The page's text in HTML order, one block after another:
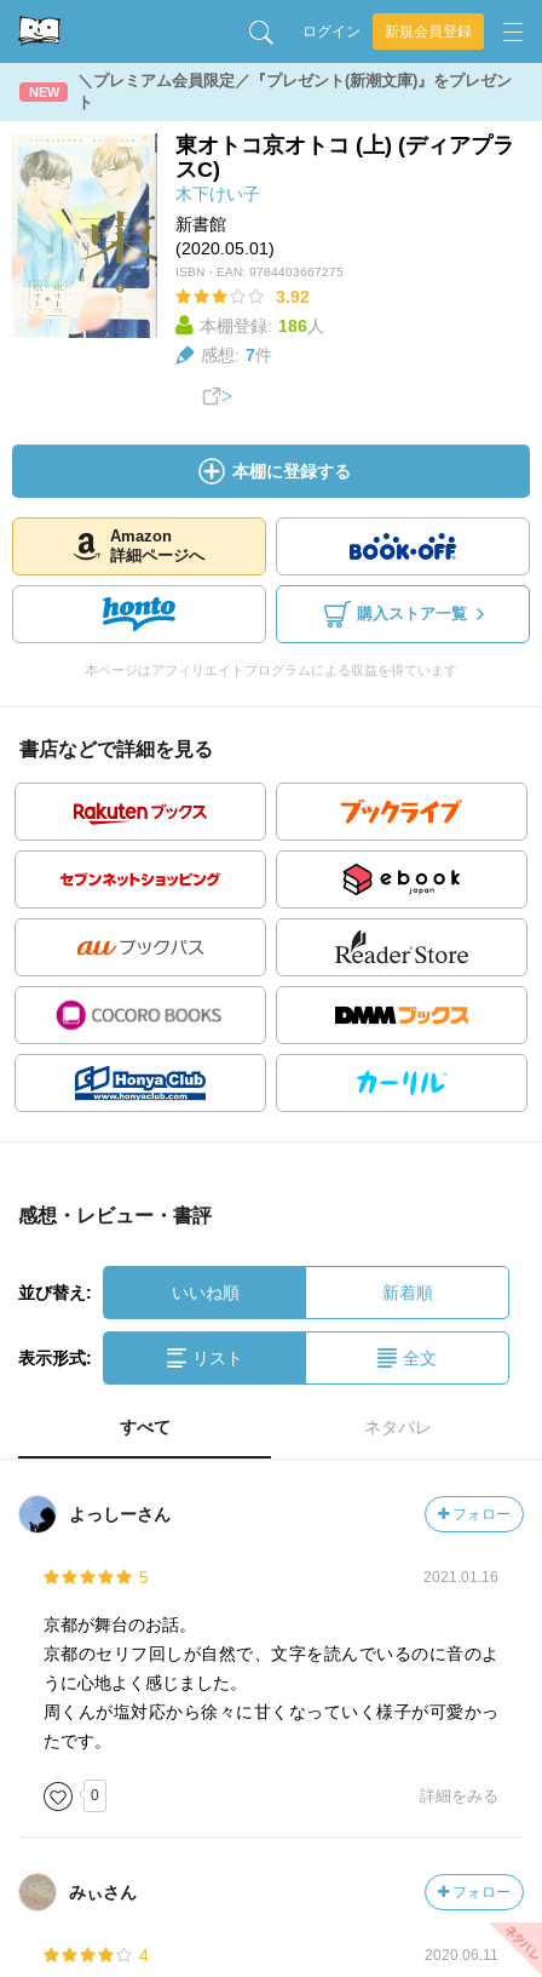
ログイン 新規会員登録
NEW
＼プレミアム会員限定／『プレゼント(新潮文庫)』をプレゼン
ト
東オトコ京オトコ (上) (ディアプラ
スC)
木下けい子
新書館
(2020.05.01)
ISBN・EAN: 9784403667275
3.92
本棚登録: 186人
感想: 7件
本棚に登録する
Amazon
詳細ページへ
購入ストア一覧
本ページはアフィリエイトプログラムによる収益を得ています
書店などで詳細を見る
感想・レビュー・書評
並び替え: いいね順 新着順
表示形式: リスト 全文
すべて ネタバレ
よっしーさん フォロー
5 2021.01.16
京都が舞台のお話。
京都のセリフ回しが自然で、文字を読んでいるのに音のよ
うに心地よく感じました。
周くんが塩対応から徐々に甘くなっていく様子が可愛かっ
たです。
0 詳細をみる
みぃさん フォロー
4 2020.06.11